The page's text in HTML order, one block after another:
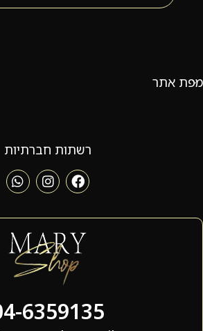
מפת אתר
רשתות חברתיות
6359135